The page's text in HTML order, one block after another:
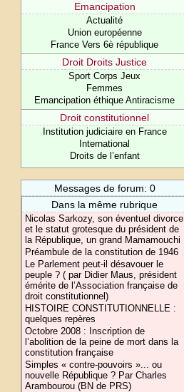
Emancipation
Actualité
Union européenne
France Vers 6è république
Droit Droits Justice
Sport Corps Jeux
Femmes
Emancipation éthique Antiracisme
Droit constitutionnel
Institution judiciaire en France
International
Droits de l’enfant
Messages de forum: 0
Dans la même rubrique
Nicolas Sarkozy, son éventuel divorce
et le statut grotesque du président de
la République, un grand Mamamouchi
Préambule de la constitution de 1946
Le Parlement peut-il désavouer le
peuple ? ( par Didier Maus, président
émérite de l’Association française de
droit constitutionnel)
HISTOIRE CONSTITUTIONNELLE :
quelques repères
Octobre 2008 : Inscription de
l’abolition de la peine de mort dans la
constitution française
Simples « contre-pouvoirs »... ou
nouvelle République ? Par Charles
Arambourou (BN de PRS)